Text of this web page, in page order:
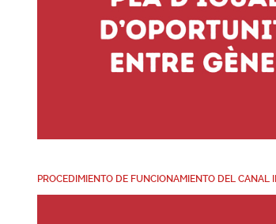
PROCEDIMIENTO DE FUNCIONAMIENTO DEL CANAL